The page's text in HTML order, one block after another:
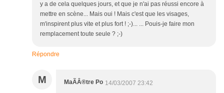
y a de cela quelques jours, et que je n'ai pas réussi encore à
mettre en scène... Mais oui ! Mais c'est que les visages,
m'inspirent plus vite et plus fort ! ;-)... ... Pouis-je faire mon
remplacement toute seule ? ;-)
Répondre
M MaÃÂ®tre Po 14/03/2007 23:42